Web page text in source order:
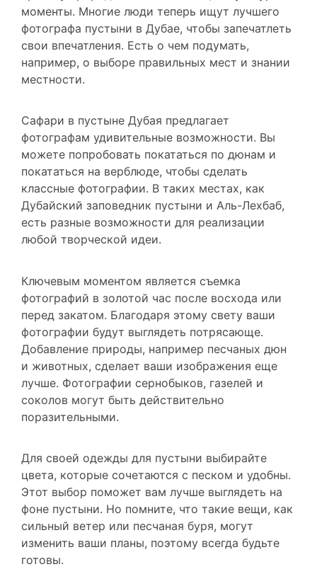
фотографа пустыни в Дубае, чтобы запечатлеть
свои впечатления. Есть о чем подумать,
например, о выборе правильных мест и знании
местности.
фотографам удивительные возможности. Вы
можете попробовать покататься по дюнам и
покататься на верблюде, чтобы сделать
классные фотографии. В таких местах, как
Дубайский заповедник пустыни и Аль-Лехбаб,
есть разные возможности для реализации
любой творческой идеи.
фотографий в золотой час после восхода или
перед закатом. Благодаря этому свету ваши
фотографии будут выглядеть потрясающе.
Добавление природы, например песчаных дюн
и животных, сделает ваши изображения еще
лучше. Фотографии сернобыков, газелей и
соколов могут быть действительно
поразительными.
цвета, которые сочетаются с песком и удобны.
Этот выбор поможет вам лучше выглядеть на
фоне пустыни. Но помните, что такие вещи, как
сильный ветер или песчаная буря, могут
изменить ваши планы, поэтому всегда будьте
готовы.